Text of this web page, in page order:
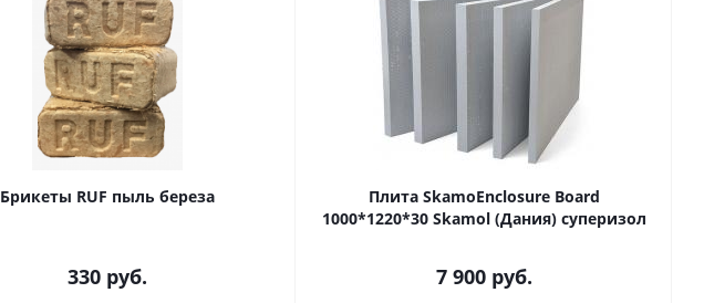
Брикеты RUF пыль береза
330 руб.
Плита SkamoEnclosure Board
1000*1220*30 Skamol (Дания) суперизол
7 900руб.